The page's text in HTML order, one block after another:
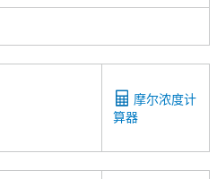
摩尔浓度计
算器